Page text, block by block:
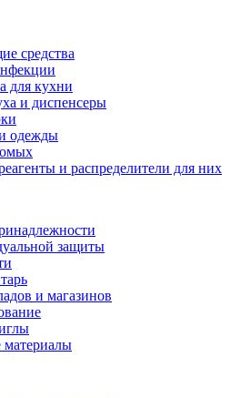
средства
для кухни
и диспенсеры
одежды
и распределители для них
защиты
и магазинов
материалы